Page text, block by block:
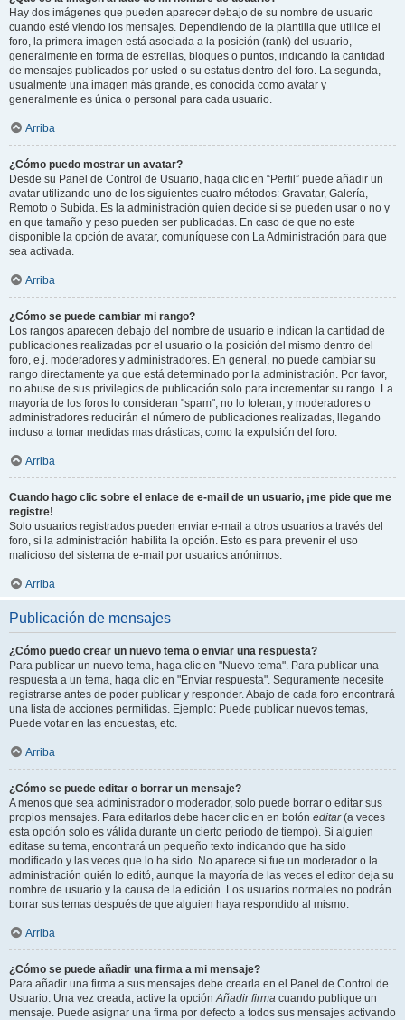
Hay dos imágenes que pueden aparecer debajo de su nombre de usuario
cuando esté viendo los mensajes. Dependiendo de la plantilla que utilice el
foro, la primera imagen está asociada a la posición (rank) del usuario,
generalmente en forma de estrellas, bloques o puntos, indicando la cantidad
de mensajes publicados por usted o su estatus dentro del foro. La segunda,
usualmente una imagen más grande, es conocida como avatar y
generalmente es única o personal para cada usuario.
Arriba
¿Cómo puedo mostrar un avatar?
Desde su Panel de Control de Usuario, haga clic en “Perfil” puede añadir un
avatar utilizando uno de los siguientes cuatro métodos: Gravatar, Galería,
Remoto o Subida. Es la administración quien decide si se pueden usar o no y
en que tamaño y peso pueden ser publicadas. En caso de que no este
disponible la opción de avatar, comuníquese con La Administración para que
sea activada.
Arriba
¿Cómo se puede cambiar mi rango?
Los rangos aparecen debajo del nombre de usuario e indican la cantidad de
publicaciones realizadas por el usuario o la posición del mismo dentro del
foro, e.j. moderadores y administradores. En general, no puede cambiar su
rango directamente ya que está determinado por la administración. Por favor,
no abuse de sus privilegios de publicación solo para incrementar su rango. La
mayoría de los foros lo consideran "spam", no lo toleran, y moderadores o
administradores reducirán el número de publicaciones realizadas, llegando
incluso a tomar medidas mas drásticas, como la expulsión del foro.
Arriba
Cuando hago clic sobre el enlace de e-mail de un usuario, ¡me pide que me
registre!
Solo usuarios registrados pueden enviar e-mail a otros usuarios a través del
foro, si la administración habilita la opción. Esto es para prevenir el uso
malicioso del sistema de e-mail por usuarios anónimos.
Arriba
Publicación de mensajes
¿Cómo puedo crear un nuevo tema o enviar una respuesta?
Para publicar un nuevo tema, haga clic en "Nuevo tema". Para publicar una
respuesta a un tema, haga clic en "Enviar respuesta". Seguramente necesite
registrarse antes de poder publicar y responder. Abajo de cada foro encontrará
una lista de acciones permitidas. Ejemplo: Puede publicar nuevos temas,
Puede votar en las encuestas, etc.
Arriba
¿Cómo se puede editar o borrar un mensaje?
A menos que sea administrador o moderador, solo puede borrar o editar sus
propios mensajes. Para editarlos debe hacer clic en en botón editar(a veces
esta opción solo es válida durante un cierto periodo de tiempo). Si alguien
editase su tema, encontrará un pequeño texto indicando que ha sido
modificado y las veces que lo ha sido. No aparece si fue un moderador o la
administración quién lo editó, aunque la mayoría de las veces el editor deja su
nombre de usuario y la causa de la edición. Los usuarios normales no podrán
borrar sus temas después de que alguien haya respondido al mismo.
Arriba
¿Cómo se puede añadir una firma a mi mensaje?
Para añadir una firma a sus mensajes debe crearla en el Panel de Control de
Usuario. Una vez creada, active la opciónAñadir firma cuando publique un
mensaje. Puede asignar una firma por defecto a todos sus mensajes activando